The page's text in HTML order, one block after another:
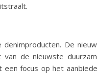
De
de nieuwste
focus op het